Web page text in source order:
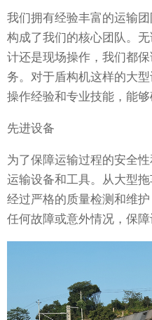
我们拥有经验丰富的运输
构成了我们的核心团队。
计还是现场操作，我们都
务。对于盾构机这样的大
操作经验和专业技能，能
先进设备
为了保障运输过程的安全
运输设备和工具。从大型
经过严格的质量检测和维
任何故障或意外情况，保障